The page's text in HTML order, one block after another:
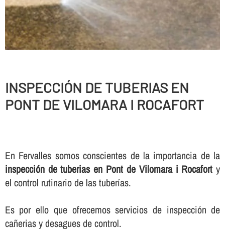
INSPECCIÓN DE TUBERIAS EN
PONT DE VILOMARA I ROCAFORT
En Fervalles somos conscientes de la importancia de la
inspección de tuberias en Pont de Vilomara i Rocafort y
el control rutinario de las tuberí­as.
Es por ello que ofrecemos servicios de inspección de
cañerias y desagues de control.